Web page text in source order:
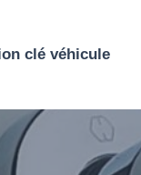
clé véhicule